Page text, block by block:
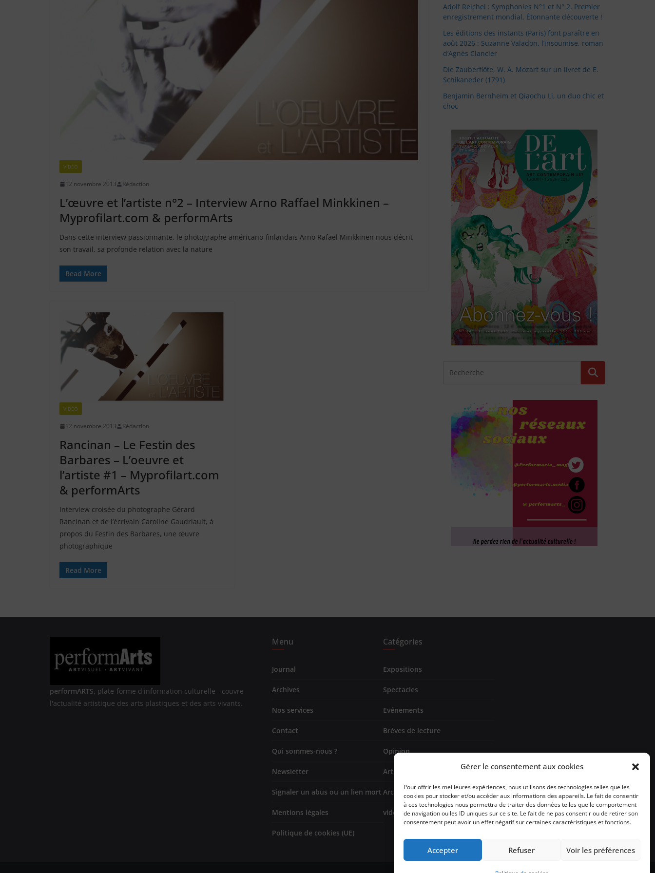
Gérer le consentement aux cookies
Pour offrir les meilleures expériences, nous utilisons des technologies telles que les
cookies pour stocker et/ou accéder aux informations des appareils. Le fait de consentir
à ces technologies nous permettra de traiter des données telles que le comportement
de navigation ou les ID uniques sur ce site. Le fait de ne pas consentir ou de retirer son
consentement peut avoir un effet négatif sur certaines caractéristiques et fonctions.
Accepter Refuser Voir les préférences
VIDÉO
12 novembre 2013 Rédaction
L’œuvre et l’artiste n°2 – Interview Arno Raffael Minkkinen –
Myprofilart.com & performArts
Dans cette interview passionnante, le photographe américano-finlandais Arno Rafael Minkkinen nous décrit
son travail, sa profonde relation avec la nature
Read More
VIDÉO
12 novembre 2013 Rédaction
Rancinan – Le Festin des
Barbares – L’oeuvre et
l’artiste #1 – Myprofilart.com
& performArts
Interview croisée du photographe Gérard
Rancinan et de l’écrivain Caroline Gaudriault, à
propos du Festin des Barbares, une œuvre
photographique
Read More
Adolf Reichel : Symphonies N°1 et N° 2. Premier
enregistrement mondial, Étonnante découverte !
Les éditions des instants (Paris) font paraître en
août 2026 : Suzanne Valadon, l’insoumise, roman
d’Agnès Clancier
Die Zauberflöte, W. A. Mozart sur un livret de E.
Schikaneder (1791)
Benjamin Bernheim et Qiaochu Li, un duo chic et
choc
performARTS, plate-forme d'information culturelle - couvre
l'actualité artistique des arts plastiques et des arts vivants.
Menu
Journal
Archives
Nos services
Contact
Qui sommes-nous ?
Newsletter
Signaler un abus ou un lien mort
Mentions légales
Politique de cookies (UE)
Catégories
Expositions
Spectacles
Evénements
Brèves de lecture
Opinion
Artistes
Architecture/design
vidéo